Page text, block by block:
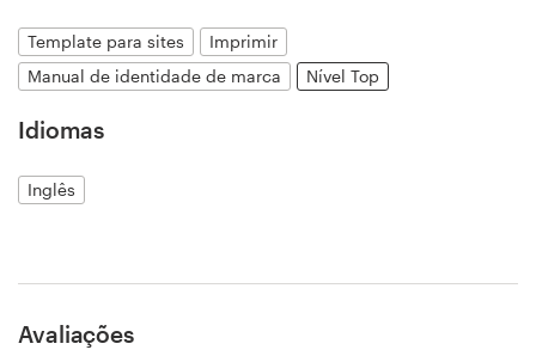
Template para sites
Imprimir
Manual de identidade de marca
Nível Top
Idiomas
Inglês
Avaliações
Torne-se um designer
Blog